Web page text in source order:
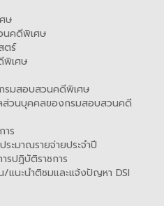
ษ
คดีพิเศษ
ตร์
พิเศษ
กรมสอบสวนคดีพิเศษ
ส่วนบุคคลของกรมสอบสวนคดี
าร
ะมาณรายจ่ายประจำปี
รปฏิบัติราชการ
แนะนำติชมและแจ้งปัญหา DSI